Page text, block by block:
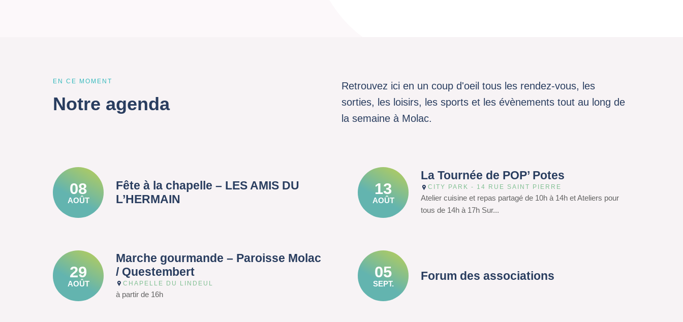
EN CE MOMENT
Notre agenda
Retrouvez ici en un coup d'oeil tous les rendez-vous, les
sorties, les loisirs, les sports et les évènements tout au long de
la semaine à Molac.
08
AOÛT
Fête à la chapelle – LES AMIS DU
L’HERMAIN
13
AOÛT
La Tournée de POP’ Potes
CITY PARK - 14 RUE SAINT PIERRE
Atelier cuisine et repas partagé de 10h à 14h et Ateliers pour
tous de 14h à 17h Sur...
29
AOÛT
Marche gourmande – Paroisse Molac
/ Questembert
CHAPELLE DU LINDEUL
à partir de 16h
05
SEPT.
Forum des associations